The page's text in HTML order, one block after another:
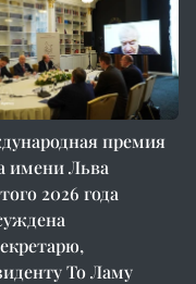
премия
имени Льва
2026 года
То Ламу